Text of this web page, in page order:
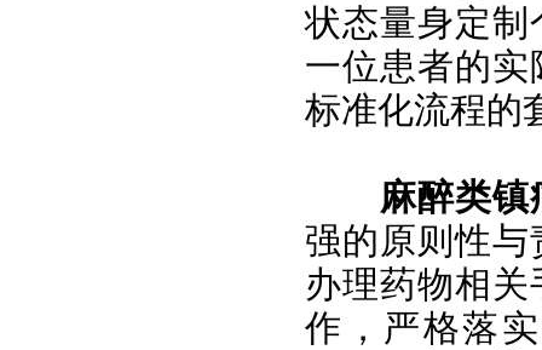
状态量身定
一位患者的
标准化流程的
麻醉类
强的原则性
办理药物相
作，严格落